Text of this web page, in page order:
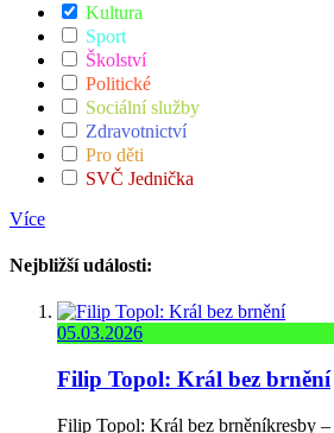
Kultura
Sport
Školství
Politické
Sociální služby
Zdravotnictví
Pro děti
SVČ Jednička
Více
Nejbližší události:
05.03.2026
Filip Topol: Král bez brnění
Filip Topol: Král bez brněníkresby